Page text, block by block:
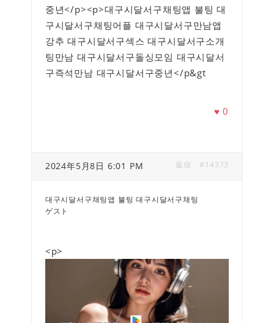
중년</p><p>대구시달서구채팅앱 불팅 대
구시달서구채팅어플 대구시달서구만남앱
강추 대구시달서구섹스 대구시달서구소개
팅만남 대구시달서구돌싱모임 대구시달서
구즉석만남 대구시달서구중년</p&gt
♥0
2024年5月8日 6:01 PM #14373
返信
대구시달서구채팅앱 불팅 대구시달서구채팅
ゲスト
<p>